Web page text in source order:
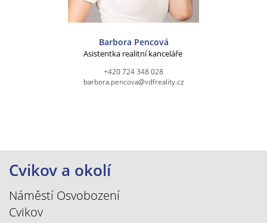
Barbora Pencová
Asistentka realitní kanceláře
+420 724 348 028
barbora.pencova@vdfreality.cz
Cvikov a okolí
Náměstí Osvobození
Cvikov